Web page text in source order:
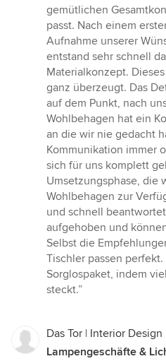
Sternen
gemütlichen
passt. Nach einem
Aufnahme unserer
entstand sehr schnell
Materialkonzept.
ganz überzeugt. Das
auf dem Punkt, nach
Wohlbehagen hat ein
an die wir nie gedacht
Kommunikation immer
sich für uns komplett
Umsetzungsphase, die
Wohlbehagen zur
und schnell
aufgehoben und
Selbst die
Tischler passen
Sorglospaket, indem
steckt.”
Das Tor | Interior
Lampengeschäfte &